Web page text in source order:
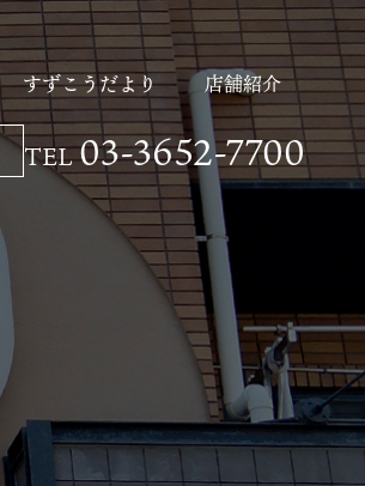
すずこうだより 店舗紹介
TEL03-3652-7700